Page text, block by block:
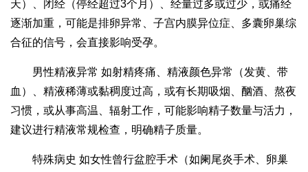
天）、闭经（停经超过3个月）、经量过多或过少，或痛经
逐渐加重，可能是排卵异常、子宫内膜异位症、多囊卵巢综
合征的信号，会直接影响受孕。
男性精液异常 如射精疼痛、精液颜色异常（发黄、带
血）、精液稀薄或黏稠度过高，或有长期吸烟、酗酒、熬夜
习惯，或从事高温、辐射工作，可能影响精子数量与活力，
建议进行精液常规检查，明确精子质量。
特殊病史 如女性曾行盆腔手术（如阑尾炎手术、卵巢